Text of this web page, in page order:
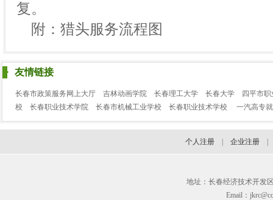
复。
附：猎头服务流程图
友情链接
长春市政策服务网上大厅 吉林动画学院 长春理工大学 长春大学
四平市
校
长春职业技术学院 长春市机械工业学校 长春职业技术学校 一汽高专
个人注册 企业注册
地址：长春经济技术开发
Email：